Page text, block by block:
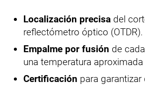
Localización precisa del
reflectómetro óptico (OTDR).
Empalme por fusión de
una temperatura aproximada
Certificación para